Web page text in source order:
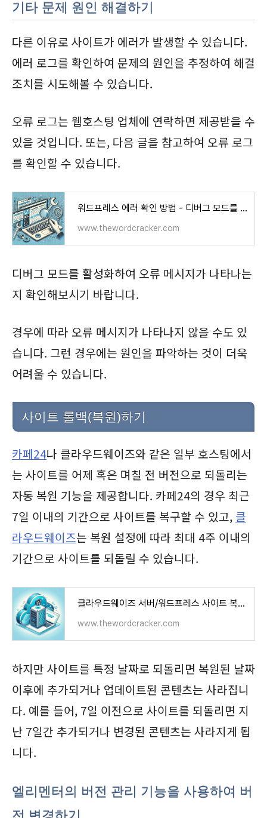
기타 문제 원인 해결하기
다른 이유로 사이트가 에러가 발생할 수 있습니다.
에러 로그를 확인하여 문제의 원인을 추정하여 해결
조치를 시도해볼 수 있습니다.
오류 로그는 웹호스팅 업체에 연락하면 제공받을 수
있을 것입니다. 또는, 다음 글을 참고하여 오류 로그
를 확인할 수 있습니다.
워드프레스 에러 확인 방법 - 디버그 모드를 활성화하여 오류 로그 확인하기 - 워드프레스 정보
www.thewordcracker.com
디버그 모드를 활성화하여 오류 메시지가 나타나는
지 확인해보시기 바랍니다.
경우에 따라 오류 메시지가 나타나지 않을 수도 있
습니다. 그런 경우에는 원인을 파악하는 것이 더욱
어려울 수 있습니다.
사이트 롤백(복원)하기
카페24나 클라우드웨이즈와 같은 일부 호스팅에서
는 사이트를 어제 혹은 며칠 전 버전으로 되돌리는
자동 복원 기능을 제공합니다. 카페24의 경우 최근
7일 이내의 기간으로 사이트를 복구할 수 있고, 클
라우드웨이즈는 복원 설정에 따라 최대 4주 이내의
기간으로 사이트를 되돌릴 수 있습니다.
클라우드웨이즈 서버/워드프레스 사이트 복원하기 - 워드프레스 정보꾸러미
www.thewordcracker.com
하지만 사이트를 특정 날짜로 되돌리면 복원된 날짜
이후에 추가되거나 업데이트된 콘텐츠는 사라집니
다. 예를 들어, 7일 이전으로 사이트를 되돌리면 지
난 7일간 추가되거나 변경된 콘텐츠는 사라지게 됩
니다.
엘리멘터의 버전 관리 기능을 사용하여 버